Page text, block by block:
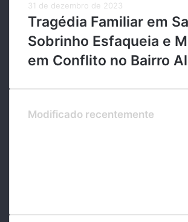
31 de dezembro de 2023
Tragédia Familiar em
Sobrinho Esfaqueia e
em Conflito no Bairro
Modificado recentemente